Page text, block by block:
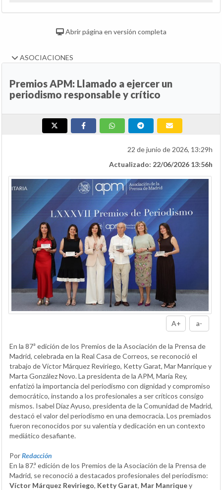
Abrir página en versión completa
ASOCIACIONES
Premios APM: Llamado a ejercer un
periodismo responsable y crítico
22 de junio de 2026, 13:29h
Actualizado: 22/06/2026 13:56h
A+ a-
En la 87ª edición de los Premios de la Asociación de la Prensa de
Madrid, celebrada en la Real Casa de Correos, se reconoció el
trabajo de Víctor Márquez Reviriego, Ketty Garat, Mar Manrique y
Marta González Novo. La presidenta de la APM, María Rey,
enfatizó la importancia del periodismo con dignidad y compromiso
democrático, instando a los profesionales a ser críticos consigo
mismos. Isabel Díaz Ayuso, presidenta de la Comunidad de Madrid,
destacó el valor del periodismo en una democracia. Los premiados
fueron reconocidos por su valentía y dedicación en un contexto
mediático desafiante.
PorRedacción
En la 87.ª edición de los Premios de la Asociación de la Prensa de
Madrid, se reconoció a destacados profesionales del periodismo:
Víctor Márquez Reviriego, Ketty Garat, Mar Manriquey